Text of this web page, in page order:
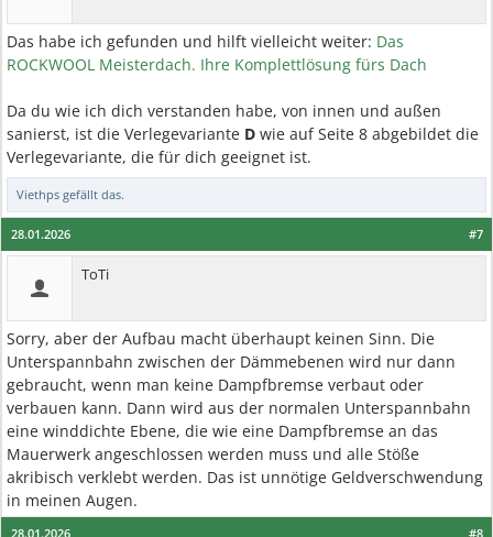
Das habe ich gefunden und hilft vielleicht weiter: Das
ROCKWOOL Meisterdach. Ihre Komplettlösung fürs Dach
Da du wie ich dich verstanden habe, von innen und außen
sanierst, ist die Verlegevariante D wie auf Seite 8 abgebildet die
Verlegevariante, die für dich geeignet ist.
Viethps gefällt das.
#7
28.01.2026
ToTi
Sorry, aber der Aufbau macht überhaupt keinen Sinn. Die
Unterspannbahn zwischen der Dämmebenen wird nur dann
gebraucht, wenn man keine Dampfbremse verbaut oder
verbauen kann. Dann wird aus der normalen Unterspannbahn
eine winddichte Ebene, die wie eine Dampfbremse an das
Mauerwerk angeschlossen werden muss und alle Stöße
akribisch verklebt werden. Das ist unnötige Geldverschwendung
in meinen Augen.
#8
28.01.2026